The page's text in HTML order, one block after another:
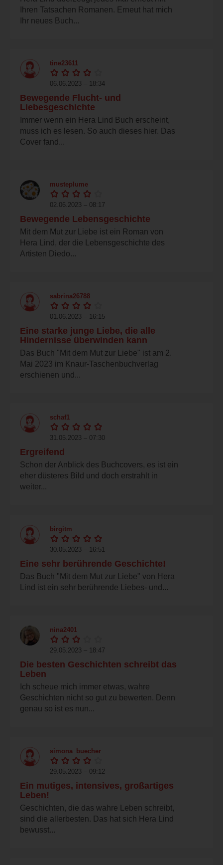
Ihren Tatsachen Romanen. Erneut hat mich
Ihr neues Buch...
tine23611
06.06.2023 – 18:34
Bewegende Flucht- und
Liebesgeschichte
Immer wenn ein Hera Lind Buch erscheint,
muss ich es lesen. So auch dieses hier. Das
Cover fand...
musteplume
02.06.2023 – 08:17
Bewegende Lebensgeschichte
Mit dem Mut zur Liebe ist ein Roman von
Hera Lind, der die Lebensgeschichte des
Artisten Diedo...
sabrina26788
01.06.2023 – 16:15
Eine starke junge Liebe, die alle
Hindernisse überwinden kann
Das Buch "Mit dem Mut zur Liebe" ist am 2.
Mai 2023 im Knaur-Taschenbuchverlag
erschienen und...
schaf1
31.05.2023 – 07:30
Ergreifend
Schon der Anblick des Buchcovers, es ist ein
eher düsteres Bild und doch erstrahlt in
weiter...
birgitm
30.05.2023 – 16:51
Eine sehr berührende Geschichte!
Das Buch "Mit dem Mut zur Liebe" von Hera
Lind ist ein sehr berührende Liebes- und...
nina2401
29.05.2023 – 18:47
Die besten Geschichten schreibt das
Leben
Ich scheue mich immer etwas, wahre
Geschichten nicht so gut zu bewerten. Denn
genau so ist es nun...
simona_buecher
29.05.2023 – 09:12
Ein mutiges, intensives, großartiges
Leben!
Geschichten, die das wahre Leben schreibt,
sind die allerbesten. Das hat sich Hera Lind
bewusst...